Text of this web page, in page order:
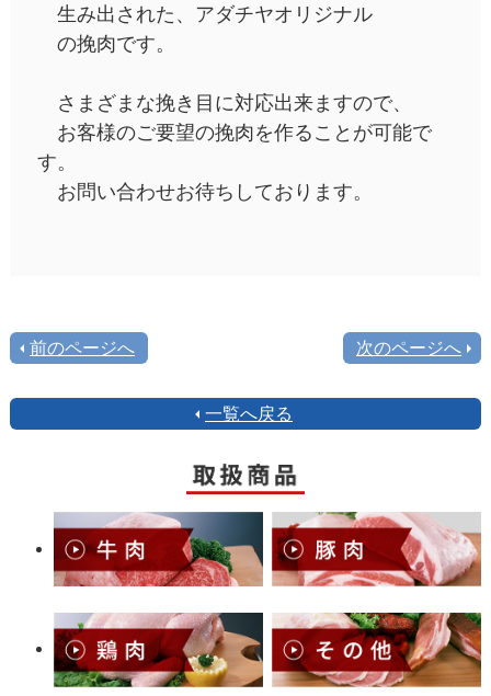
生み出された、アダチヤオリジナル
の挽肉です。
さまざまな挽き目に対応出来ますので、
お客様のご要望の挽肉を作ることが可能で
す。
お問い合わせお待ちしております。
前のページへ 次のページへ
一覧へ戻る